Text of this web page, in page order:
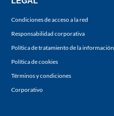
Condiciones de acceso a la red
Responsabilidad corporativa
Política de tratamiento de la información
Política de cookies
Términos y condiciones
Corporativo